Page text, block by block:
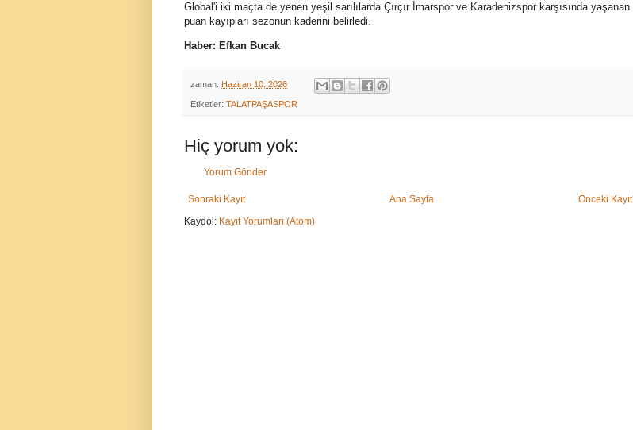
Global'i iki maçta de yenen yeşil sarılılarda Çırçır İmarspor ve Karadenizspor karşısında yaşanan
puan kayıpları sezonun kaderini belirledi.
Haber: Efkan Bucak
zaman: Haziran 10, 2026
Etiketler: TALATPAŞASPOR
Hiç yorum yok:
Yorum Gönder
Sonraki Kayıt Önceki Kayıt
Ana Sayfa
Kaydol: Kayıt Yorumları (Atom)